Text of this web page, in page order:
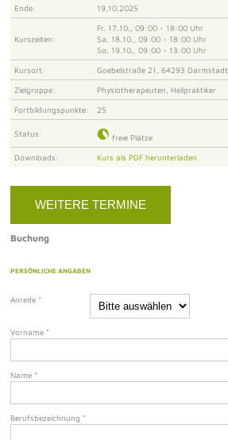
Ende: 19.10.2025
Kurszeiten:
Fr. 17.10., 09:00 - 18:00 Uhr
Sa. 18.10., 09:00 - 18:00 Uhr
So. 19.10., 09:00 - 13:00 Uhr
Kursort: Goebelstraße 21, 64293 Darmstadt
Zielgruppe: Physiotherapeuten, Heilpraktiker
Fortbildungspunkte: 25
Status: freie Plätze
Downloads: Kurs als PDF herunterladen
WEITERE TERMINE
Buchung
PERSÖNLICHE ANGABEN
Anrede *
Vorname *
Name *
Berufsbezeichnung *